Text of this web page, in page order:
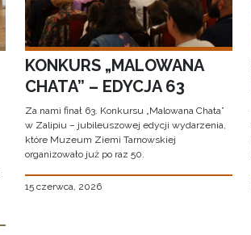
KONKURS „MALOWANA
CHATA” – EDYCJA 63
Za nami finał 63. Konkursu „Malowana Chata”
w Zalipiu – jubileuszowej edycji wydarzenia,
które Muzeum Ziemi Tarnowskiej
organizowało już po raz 50.
15 czerwca, 2026